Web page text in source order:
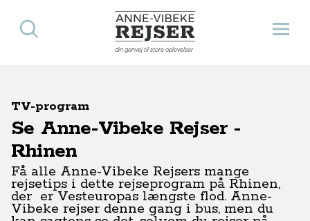
Anne-Vibeke Rejser
din genvej til store oplevelser
Åbn
Søg
TV-program
Se Anne-Vibeke Rejser -
Rhinen
Få alle Anne-Vibeke Rejsers mange
rejsetips i dette rejseprogram på Rhinen,
der er Vesteuropas længste flod. Anne-
Vibeke rejser denne gang i bus, men du